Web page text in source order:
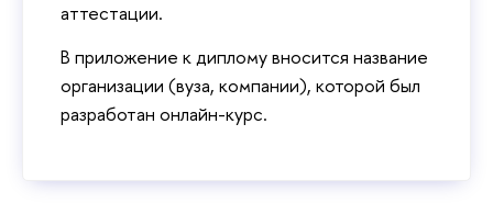
аттестации.
В приложение к диплому вносится название
организации (вуза, компании), которой был
разработан онлайн-курс.